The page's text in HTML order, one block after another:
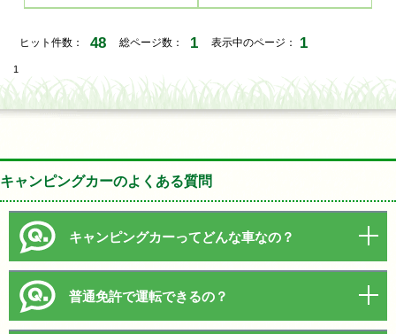
ヒット件数： 48 総ページ数： 1 表示中のページ： 1
1
キャンピングカーのよくある質問
キャンピングカーってどんな車なの？
普通免許で運転できるの？